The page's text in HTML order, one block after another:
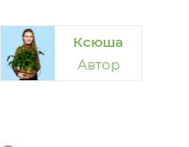
Ксюша
Автор